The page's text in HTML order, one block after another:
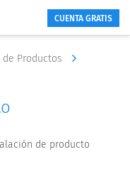
CUENTA GRATIS
de Productos
de producto